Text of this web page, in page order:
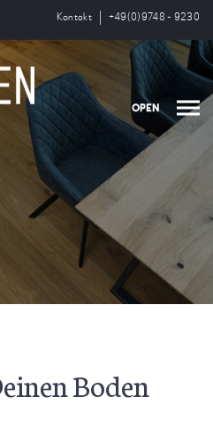
Kontakt +49(0)9748 - 9230
OPEN
Boden